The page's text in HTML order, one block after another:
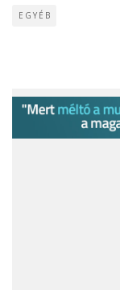
EGYÉB